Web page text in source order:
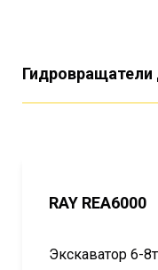
Гидровращатели
RAY REA6000
Экскаватор 6-8т